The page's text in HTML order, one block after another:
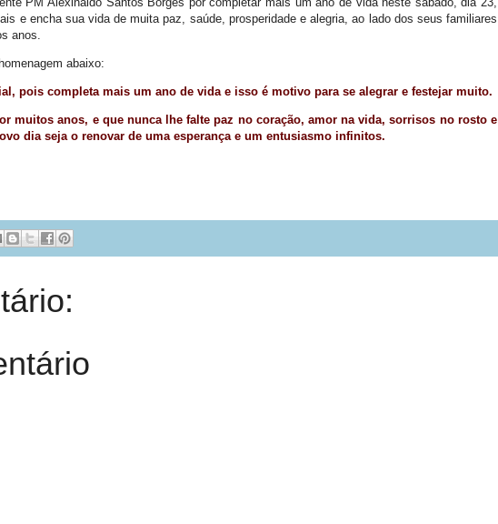
e encha sua vida de muita paz, saúde, prosperidade e alegria, ao lado dos seus familiares
anos.
abaixo:
pois completa mais um ano de vida e isso é motivo para se alegrar e festejar muito.
muitos anos, e que nunca lhe falte paz no coração, amor na vida, sorrisos no rosto e
dia seja o renovar de uma esperança e um entusiasmo infinitos.